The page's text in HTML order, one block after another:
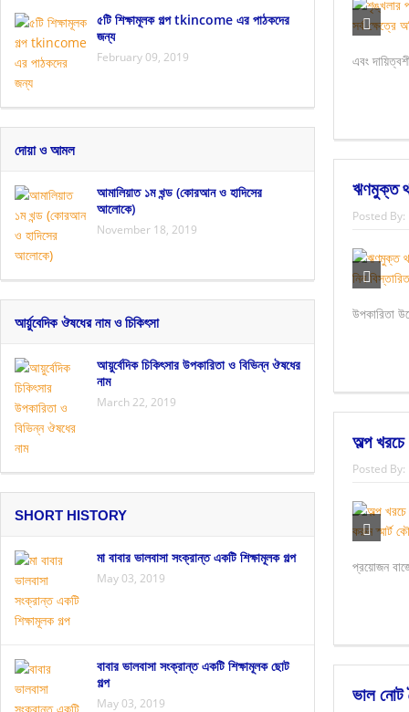
এবং
ঋণমুক্ত
Posted By:
উপকারিতা
অল্প
Posted By:
প্রয়োজন
ভাল
৫টি শিক্ষামূলক গল্প tkincome এর পাঠকদের
জন্য
February 09, 2019
দোয়া ও আমল
আমালিয়াত ১ম খন্ড (কোরআন ও হাদিসের
আলোকে)
November 18, 2019
আর্য়ুবেদিক ঔষধের নাম ও চিকিৎসা
আয়ুর্বেদিক চিকিৎসার উপকারিতা ও বিভিন্ন ঔষধের
নাম
March 22, 2019
SHORT HISTORY
মা বাবার ভালবাসা সংক্রান্ত একটি শিক্ষামূলক গল্প
May 03, 2019
বাবার ভালবাসা সংক্রান্ত একটি শিক্ষামূলক ছোট
গল্প
May 03, 2019